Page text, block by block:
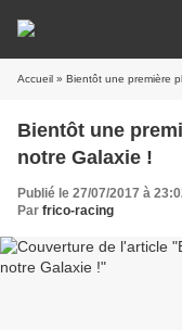
Accueil » Bientôt une première
Bientôt une
notre Galaxie !
Publié le 27/07/2017 à
Par frico-racing